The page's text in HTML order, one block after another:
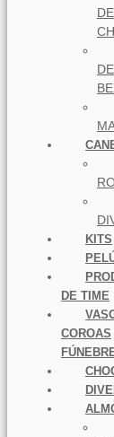
DE
DE
KITS
DE TIME
COROAS